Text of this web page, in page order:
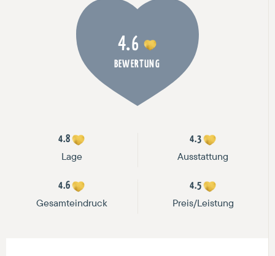
4.6
BEWERTUNG
4.8
Lage
4.3
Ausstattung
4.6
Gesamteindruck
4.5
Preis/Leistung